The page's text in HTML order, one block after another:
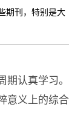
期刊，特别是大
认真学习。
意义上的综合